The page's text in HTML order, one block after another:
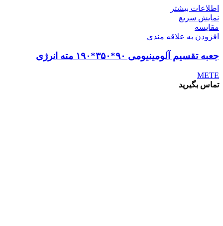
اطلاعات بیشتر
نمایش سریع
مقايسه
افزودن به علاقه مندی
جعبه تقسیم آلومینیومی ۹۰*۳۵۰*۱۹۰ مته انرژی
METE
تماس بگیرید